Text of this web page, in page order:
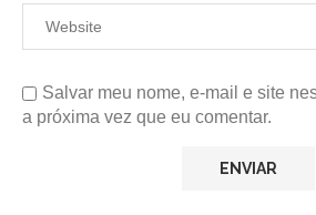
Salvar meu nome, e-mail e site
a próxima vez que eu comentar.